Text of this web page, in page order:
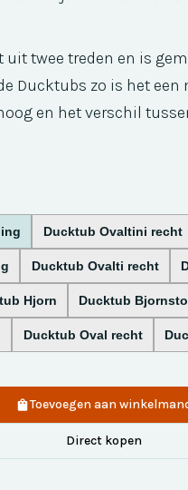
uit twee treden en is
Ducktubs zo is het een
en het verschil
Ducktub Ovaltini recht
Ducktub Ovalti recht
Hjorn Ducktub
Ducktub Oval recht
Toevoegen aan
Direct kopen